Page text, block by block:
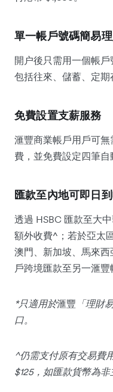
單一帳戶號碼簡易
開户後只需用一個帳
包括往來、儲蓄、定期
免費設置支薪服務
滙豐商業帳戶用戶可
費，並免費設定四筆自
匯款至內地可即日
透過 HSBC 匯款至大
額外收費^；若於亞太
澳門、新加坡、馬來
戶跨境匯款至另一滙豐
*只適用於滙豐 「理財
口。
^仍需支付原有交易費
$125，如匯款貨幣為